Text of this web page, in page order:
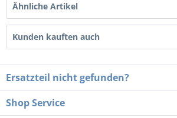
Ähnliche Artikel
Kunden kauften auch
Ersatzteil nicht gefunden?
Shop Service